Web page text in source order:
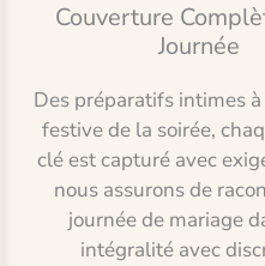
Couverture
Journée
Des préparatifs intimes à
festive de la soirée,
clé est capturé avec
nous assurons de
journée de mariage
intégralité avec